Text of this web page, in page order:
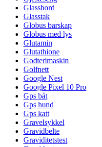
Glassbord
Glasstak
Globus barskap
Globus med lys
Glutamin
Glutathione
Godterimaskin
Golfnett
Google Nest
Google Pixel 10 Pro
Gps båt
Gps hund
Gps katt
Gravelsykkel
Gravidbelte
Graviditetstest